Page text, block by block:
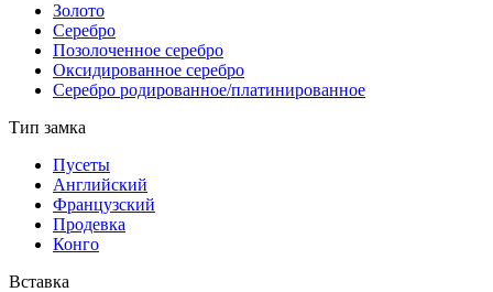
Золото
Серебро
Позолоченное серебро
Оксидированное серебро
Серебро родированное/платинированное
Тип замка
Пусеты
Английский
Французский
Продевка
Конго
Вставка